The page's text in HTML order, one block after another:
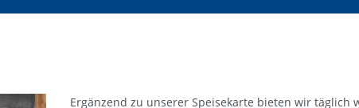
Ergänzend zu unserer Speisekarte bieten wir täglich